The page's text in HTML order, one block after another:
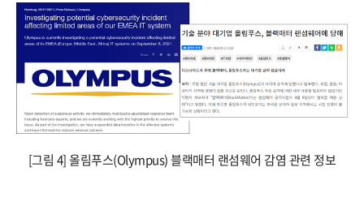
[그림 4] 올림푸스(Olympus) 블랙매터 랜섬웨어 감염 관련 정보